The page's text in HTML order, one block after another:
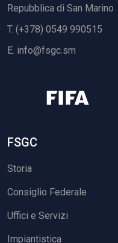
Repubblica di San Marino
T. (+378) 0549 990515
E. info@fsgc.sm
FSGC
Storia
Consiglio Federale
Uffici e Servizi
Impiantistica